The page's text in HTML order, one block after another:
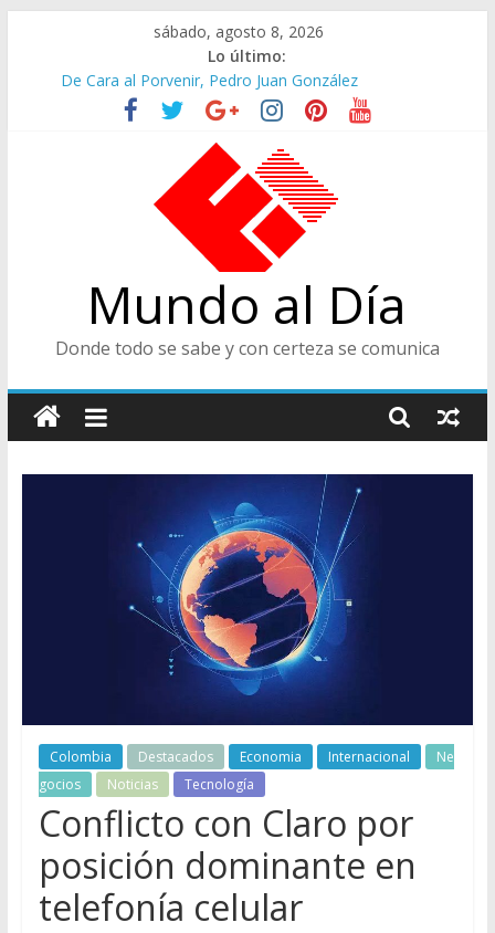
contenido
sábado, agosto 8, 2026
Lo último:
De Cara al Porvenir, Pedro Juan González
Altos Cargos y Envigadeños
Felices en la Fiesta de las Flores
Ministra de Cultura y Centro de Historia de Envigado
Mundo al Día
Donde todo se sabe y con certeza se comunica
Colombia Destacados Economia Internacional
Ne
gocios
Noticias Tecnología
Conflicto con Claro por
posición dominante en
telefonía celular